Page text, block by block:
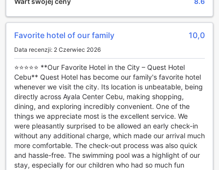
dniu pełnym wrażeń. Atmosfera baru sprzyja zarówno
większym gronie.
Dla tych, którzy poszukują chwili wytchnienia, hotel oferuje
usługi masażu, które pozwolą na pełne zrelaksowanie się i
odprężenie. Wykwalifikowani terapeuci zadbają o to, aby
każdy gość poczuł się wyjątkowo, oferując różnorodne
zabiegi dostosowane do indywidualnych potrzeb.
Dodatkowo, piękny ogród otaczający hotel stanowi idealne
miejsce na spacery oraz kontemplację w otoczeniu natury.
To przestrzeń, w której można zregenerować siły oraz
cieszyć się spokojem, co czyni Quest Hotel and
Conference Center Cebu doskonałym wyborem dla
każdego podróżnika.
Sportowe Udogodnienia w Quest Hotel i Centrum
Konferencyjnym Cebu
Favorite hotel of our family 10,0
Data recenzji: 2 Czerwiec 2026
⭐⭐⭐⭐⭐ **Our Favorite Hotel in the City – Quest Hotel
Cebu** Quest Hotel has become our family's favorite hotel
whenever we visit the city. Its location is unbeatable, being
directly across Ayala Center Cebu, making shopping,
dining, and exploring incredibly convenient. One of the
things we appreciate most is the excellent service. We
were pleasantly surprised to be allowed an early check-in
without any additional charge, which made our arrival much
more comfortable. The check-out process was also quick
and hassle-free. The swimming pool was a highlight of our
stay, especially for our children who had so much fun